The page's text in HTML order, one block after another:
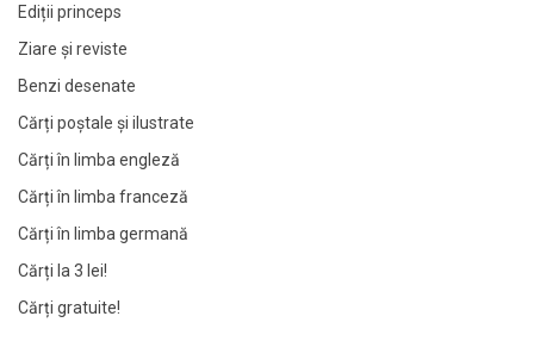
Ediții princeps
Ziare şi reviste
Benzi desenate
Cărți poștale și ilustrate
Cărți în limba engleză
Cărți în limba franceză
Cărți în limba germană
Cărți la 3 lei!
Cărți gratuite!